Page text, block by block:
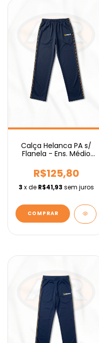
Calça Helanca PA s/
Flanela - Ens. Médio
R$125,80
3 x de R$41,93 sem juros
COMPRAR